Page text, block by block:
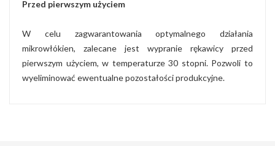
Przed pierwszym użyciem
W celu zagwarantowania optymalnego działania
mikrowłókien, zalecane jest wypranie rękawicy przed
pierwszym użyciem, w temperaturze 30 stopni. Pozwoli to
wyeliminować ewentualne pozostałości produkcyjne.